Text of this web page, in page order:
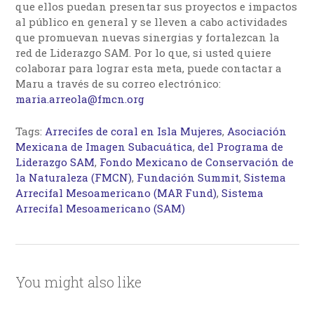
que ellos puedan presentar sus proyectos e impactos
al público en general y se lleven a cabo actividades
que promuevan nuevas sinergias y fortalezcan la
red de Liderazgo SAM. Por lo que, si usted quiere
colaborar para lograr esta meta, puede contactar a
Maru a través de su correo electrónico:
maria.arreola@fmcn.org
Tags:Arrecifes de coral en Isla Mujeres,Asociación
Mexicana de Imagen Subacuática,del Programa de
Liderazgo SAM, Fondo Mexicano de Conservación de
la Naturaleza (FMCN), Fundación Summit,Sistema
Arrecifal Mesoamericano (MAR Fund),Sistema
Arrecifal Mesoamericano (SAM)
You might also like